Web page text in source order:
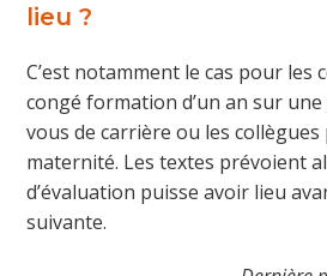
lieu ?
C’est notamment le cas pour
congé formation d’un an sur
vous de carrière ou les collègues
maternité. Les textes prévoient
d’évaluation puisse avoir lieu
suivante.